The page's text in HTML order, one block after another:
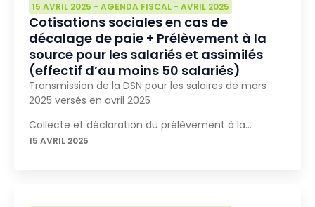
15 AVRIL 2025 - AGENDA FISCAL - AVRIL 2025
Cotisations sociales en cas de
décalage de paie + Prélèvement à la
source pour les salariés et assimilés
(effectif d’au moins 50 salariés)
Transmission de la DSN pour les salaires de mars
2025 versés en avril 2025
Collecte et déclaration du prélèvement à la…
15 AVRIL 2025